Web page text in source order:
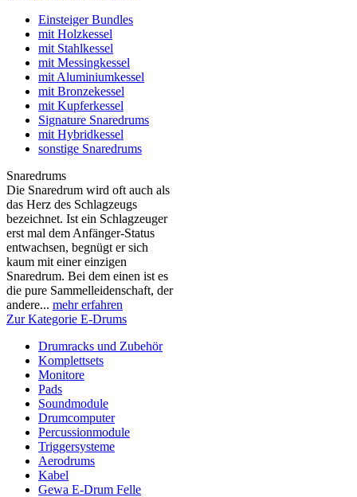
Einsteiger Bundles
mit Holzkessel
mit Stahlkessel
mit Messingkessel
mit Aluminiumkessel
mit Bronzekessel
mit Kupferkessel
Signature Snaredrums
mit Hybridkessel
sonstige Snaredrums
Snaredrums
Die Snaredrum wird oft auch als
das Herz des Schlagzeugs
bezeichnet. Ist ein Schlagzeuger
erst mal dem Anfänger-Status
entwachsen, begnügt er sich
kaum mit einer einzigen
Snaredrum. Bei dem einen ist es
die pure Sammelleidenschaft, der
andere... mehr erfahren
Zur Kategorie E-Drums
Drumracks und Zubehör
Komplettsets
Monitore
Pads
Soundmodule
Drumcomputer
Percussionmodule
Triggersysteme
Aerodrums
Kabel
Gewa E-Drum Felle